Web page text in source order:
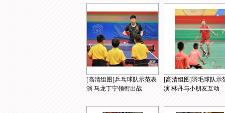
[高清组图]乒乓球队示范表
演 马龙丁宁领衔出战
[高清组图]羽毛球队示
演 林丹与小朋友互动